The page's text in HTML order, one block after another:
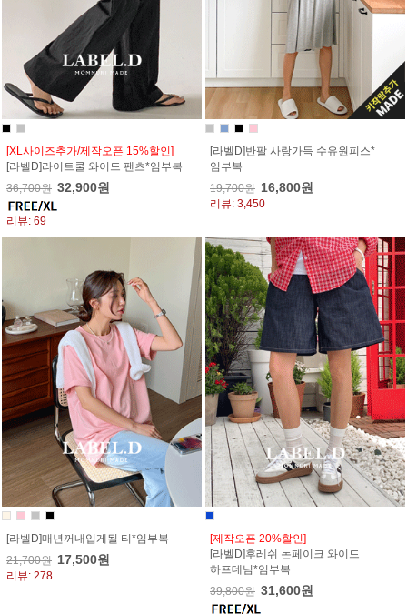
[XL사이즈추가/제작오픈 15%할인]
[라벨D]라이트쿨 와이드 팬츠*임부복
36,700원 32,900원
리뷰: 69
[라벨D]반팔 사랑가득 수유원피스*
임부복
19,700원 16,800원
리뷰: 3,450
[라벨D]매년꺼내입게될 티*임부복
21,700원 17,500원
리뷰: 278
[제작오픈 20%할인]
[라벨D]후레쉬 논페이크 와이드
하프데님*임부복
39,800원 31,600원